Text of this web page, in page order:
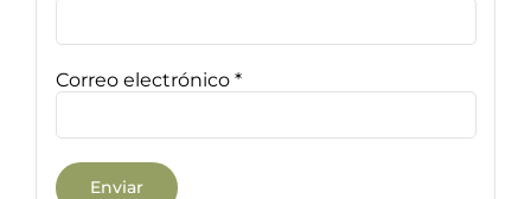
Correo electrónico *